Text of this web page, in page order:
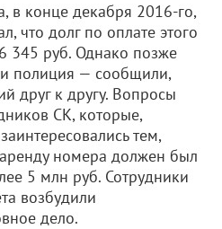
в конце декабря 2016-го,
что долг по оплате этого
345 руб. Однако позже
полиция — сообщили,
друг к другу. Вопросы
СК, которые,
тем,
номера должен был
5 млн руб. Сотрудники
возбудили
дело.